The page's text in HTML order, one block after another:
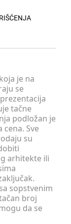
je na
se
tačne
podložan je
Sve
su
arhitekte ili
sopstvenim
broj
da se